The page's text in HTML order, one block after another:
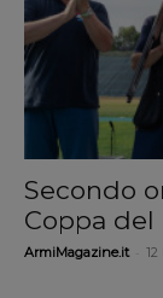
Secondo
Coppa del
ArmiMagazine.it